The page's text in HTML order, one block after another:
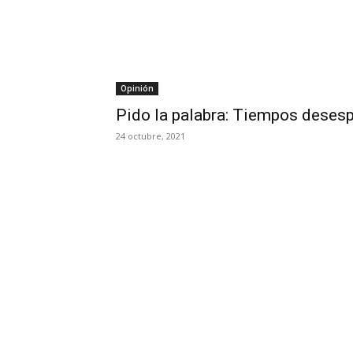
Opinión
Pido la palabra: Tiempos
24 octubre, 2021